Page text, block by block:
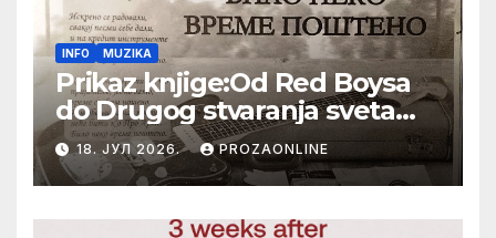
INFO MUZIKA
Prikaz knjige:Od Red Boysa
do Drugog stvaranja sveta
(bilo neko vreme pošteno)
(autor- Zlatomira Sremca,
Botoš 2022. godine,
samizdat)
18. ЈУЛ 2026. PROZAONLINE